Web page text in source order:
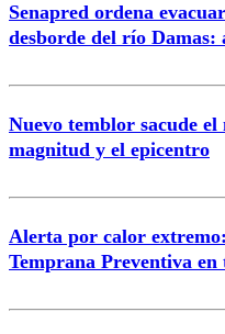
Correo
Senapred ordena
desborde del río Damas:
Nuevo temblor sacude
magnitud y el epicentro
Alerta por calor
Temprana Preventiva en